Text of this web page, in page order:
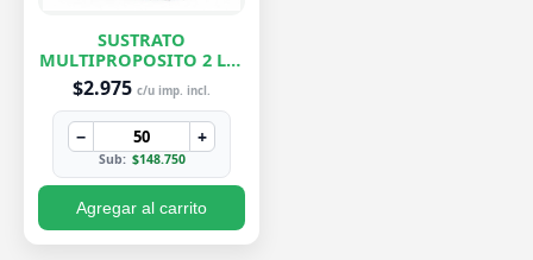
SUSTRATO
MULTIPROPOSITO 2 LTS
ROELPLANT
$2.975 c/u imp. incl.
− +
Sub: $148.750
Agregar al carrito